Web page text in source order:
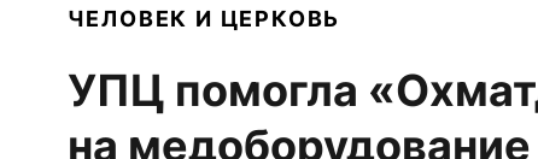
ЧЕЛОВЕК И ЦЕРКОВЬ
УПЦ помогла
на